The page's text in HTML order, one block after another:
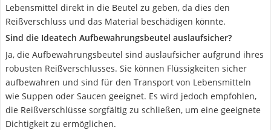
Lebensmittel direkt in die Beutel zu geben, da dies den
Reißverschluss und das Material beschädigen könnte.
Sind die Ideatech Aufbewahrungsbeutel auslaufsicher?
Ja, die Aufbewahrungsbeutel sind auslaufsicher aufgrund ihres
robusten Reißverschlusses. Sie können Flüssigkeiten sicher
aufbewahren und sind für den Transport von Lebensmitteln
wie Suppen oder Saucen geeignet. Es wird jedoch empfohlen,
die Reißverschlüsse sorgfältig zu schließen, um eine geeignete
Dichtigkeit zu ermöglichen.